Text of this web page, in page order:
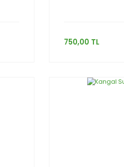
750,00 TL